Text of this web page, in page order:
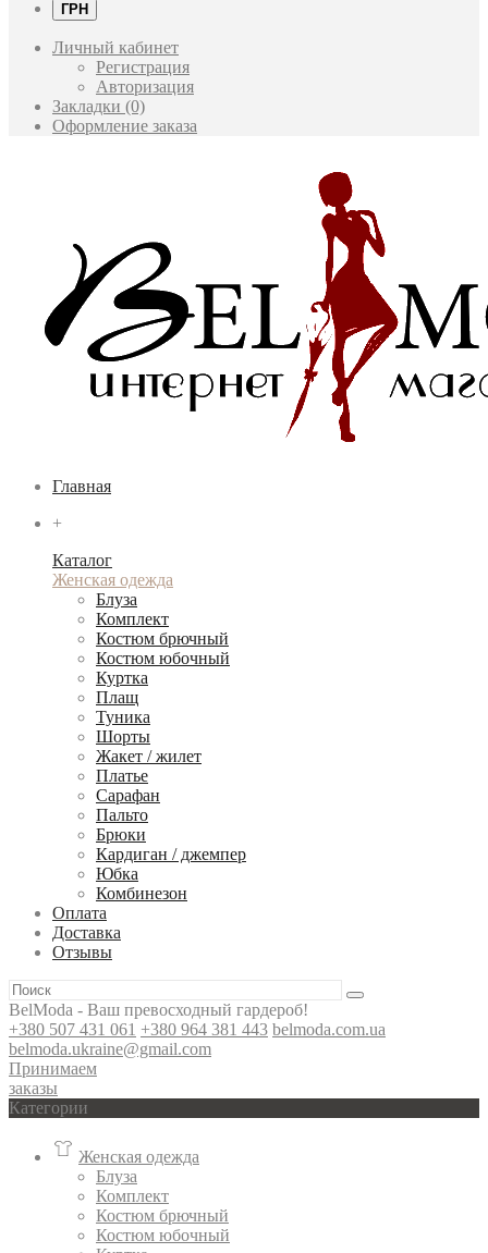
ГРН
Личный кабинет
Регистрация
Авторизация
Закладки (0)
Оформление заказа
Главная
+
Каталог
Женская одежда
Блуза
Комплект
Костюм брючный
Костюм юбочный
Куртка
Плащ
Туника
Шорты
Жакет / жилет
Платье
Сарафан
Пальто
Брюки
Кардиган / джемпер
Юбка
Комбинезон
Оплата
Доставка
Отзывы
BelModa - Ваш превосходный гардероб!
+380 507 431 061 +380 964 381 443 belmoda.com.ua
belmoda.ukraine@gmail.com
Принимаем
заказы
Категории
Женская одежда
Блуза
Комплект
Костюм брючный
Костюм юбочный